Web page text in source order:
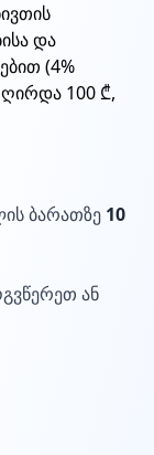
და
(4%
100 ₾,
ბარათზე 10
ან